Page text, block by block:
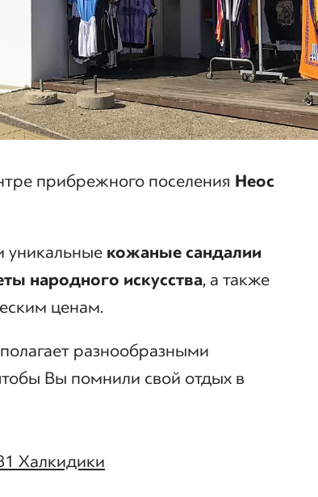
прибрежного поселения Неос
уникальные кожаные сандалии
народного искусства, а также
ценам.
разнообразными
Вы помнили свой отдых в
Халкидики